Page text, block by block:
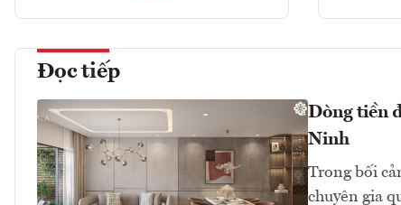
Đọc tiếp
Dòng tiền
Ninh
Trong bối
chuyên gia